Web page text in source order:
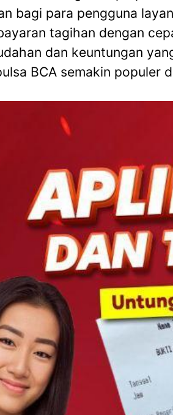
bagi para pengguna
tagihan dengan
dan keuntungan
BCA semakin populer